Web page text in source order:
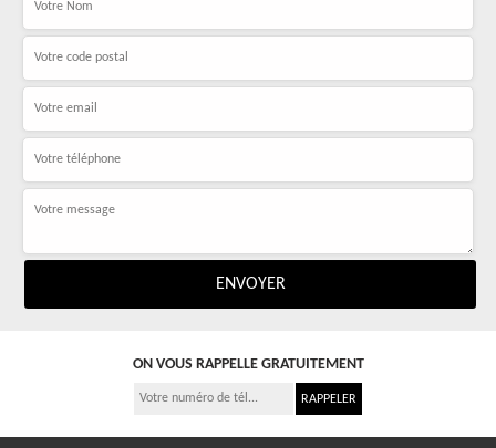
ON VOUS RAPPELLE GRATUITEMENT